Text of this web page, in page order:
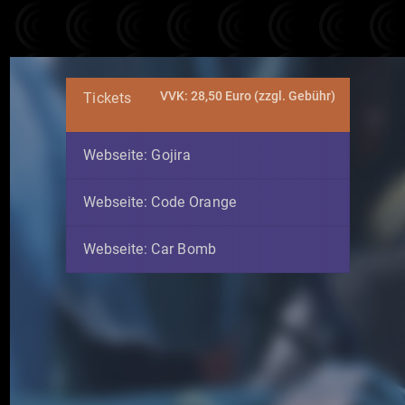
Tickets VVK: 28,50 Euro (zzgl. Gebühr)
Webseite: Gojira
Webseite: Code Orange
Webseite: Car Bomb